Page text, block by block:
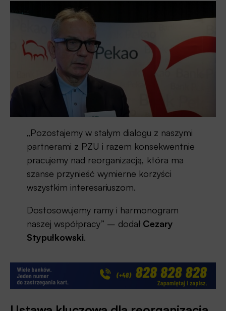
„Pozostajemy w stałym dialogu z naszymi
partnerami z PZU i razem konsekwentnie
pracujemy nad reorganizacją, która ma
szanse przynieść wymierne korzyści
wszystkim interesariuszom.
Dostosowujemy ramy i harmonogram
naszej współpracy” – dodał Cezary
Stypułkowski.